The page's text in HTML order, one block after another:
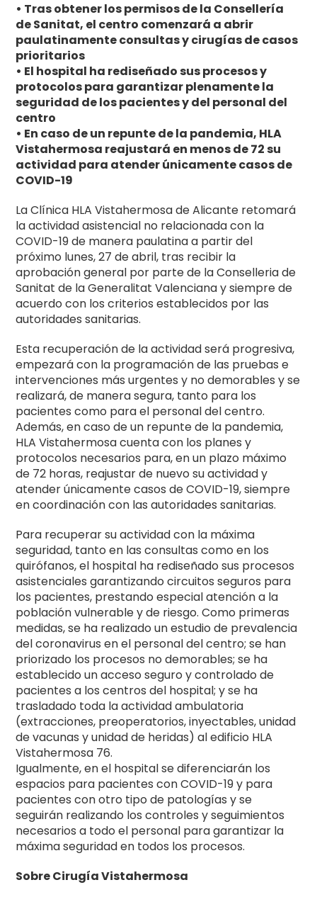
• Tras obtener los permisos de la Consellería
de Sanitat, el centro comenzará a abrir
paulatinamente consultas y cirugías de casos
prioritarios
• El hospital ha rediseñado sus procesos y
protocolos para garantizar plenamente la
seguridad de los pacientes y del personal del
centro
• En caso de un repunte de la pandemia, HLA
Vistahermosa reajustará en menos de 72 su
actividad para atender únicamente casos de
COVID-19
La Clínica HLA Vistahermosa de Alicante retomará
la actividad asistencial no relacionada con la
COVID-19 de manera paulatina a partir del
próximo lunes, 27 de abril, tras recibir la
aprobación general por parte de la Conselleria de
Sanitat de la Generalitat Valenciana y siempre de
acuerdo con los criterios establecidos por las
autoridades sanitarias.
Esta recuperación de la actividad será progresiva,
empezará con la programación de las pruebas e
intervenciones más urgentes y no demorables y se
realizará, de manera segura, tanto para los
pacientes como para el personal del centro.
Además, en caso de un repunte de la pandemia,
HLA Vistahermosa cuenta con los planes y
protocolos necesarios para, en un plazo máximo
de 72 horas, reajustar de nuevo su actividad y
atender únicamente casos de COVID-19, siempre
en coordinación con las autoridades sanitarias.
Para recuperar su actividad con la máxima
seguridad, tanto en las consultas como en los
quirófanos, el hospital ha rediseñado sus procesos
asistenciales garantizando circuitos seguros para
los pacientes, prestando especial atención a la
población vulnerable y de riesgo. Como primeras
medidas, se ha realizado un estudio de prevalencia
del coronavirus en el personal del centro; se han
priorizado los procesos no demorables; se ha
establecido un acceso seguro y controlado de
pacientes a los centros del hospital; y se ha
trasladado toda la actividad ambulatoria
(extracciones, preoperatorios, inyectables, unidad
de vacunas y unidad de heridas) al edificio HLA
Vistahermosa 76.
Igualmente, en el hospital se diferenciarán los
espacios para pacientes con COVID-19 y para
pacientes con otro tipo de patologías y se
seguirán realizando los controles y seguimientos
necesarios a todo el personal para garantizar la
máxima seguridad en todos los procesos.
Sobre Cirugía Vistahermosa